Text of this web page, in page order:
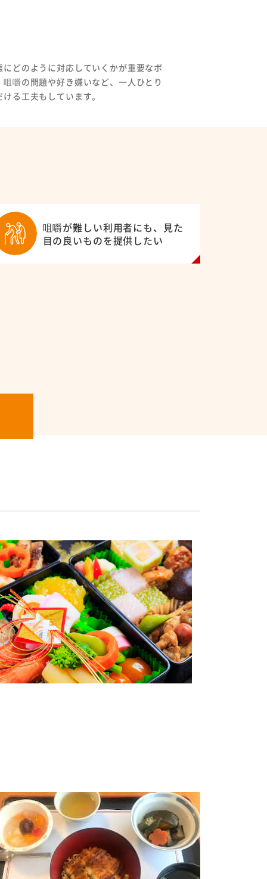
どのように対応していくかが重要なポ
嚼の問題や好き嫌いなど、一人ひとり
る工夫もしています。
咀嚼が難しい利用者にも、見た
目の良いものを提供したい